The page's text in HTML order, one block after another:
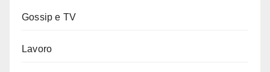
Gossip e TV
Lavoro